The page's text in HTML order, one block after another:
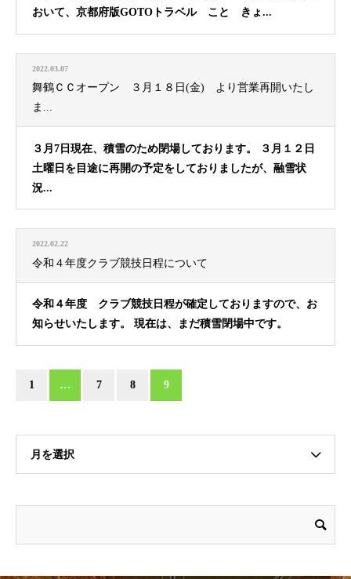
おいて、京都府版GOTOトラベル こと きょ...
2022.03.07
舞鶴ＣＣオープン ３月１８日(金) より営業再開いたし
ま...
３月7日現在、積雪のため閉場しております。 ３月１２日
土曜日を目途に再開の予定をしておりましたが、融雪状
況...
2022.02.22
令和４年度クラブ競技日程について
令和４年度 クラブ競技日程が確定しておりますので、お
知らせいたします。 現在は、まだ積雪閉場中です。
1 … 7 8 9
月を選択